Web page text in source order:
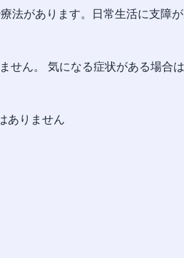
があります。日常生活に支障
ん。 気になる症状がある場合
ありません